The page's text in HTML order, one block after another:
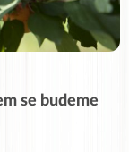
se budeme